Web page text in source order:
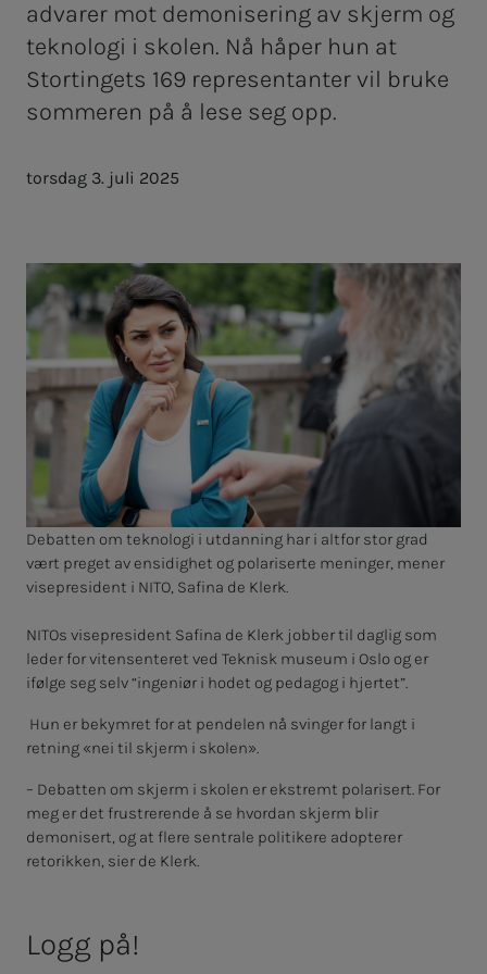
advarer mot demonisering av skjerm og
teknologi i skolen. Nå håper hun at
Stortingets 169 representanter vil bruke
sommeren på å lese seg opp.
torsdag 3. juli 2025
Debatten om teknologi i utdanning har i altfor stor grad
vært preget av ensidighet og polariserte meninger, mener
visepresident i NITO, Safina de Klerk.
NITOs visepresident Safina de Klerk jobber til daglig som
leder for vitensenteret ved Teknisk museum i Oslo og er
ifølge seg selv “ingeniør i hodet og pedagog i hjertet”.
Hun er bekymret for at pendelen nå svinger for langt i
retning «nei til skjerm i skolen».
– Debatten om skjerm i skolen er ekstremt polarisert. For
meg er det frustrerende å se hvordan skjerm blir
demonisert, og at flere sentrale politikere adopterer
retorikken, sier de Klerk.
Logg på!